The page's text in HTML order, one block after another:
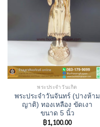
พระประจำวันเกิด
พระประจําวันจันทร์ (ปางห้าม
ญาติ) ทองเหลือง ขัดเงา
ขนาด 5 นิ้ว
฿1,100.00